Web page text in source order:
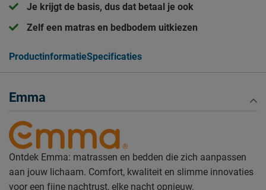
Je krijgt de basis, dus dat betaal je ook
Zelf een matras en bedbodem uitkiezen
ProductinformatieSpecificaties
Emma
Ontdek Emma: matrassen en bedden die zich aanpassen
aan jouw lichaam. Comfort, kwaliteit en slimme innovaties
voor een fijne nachtrust, elke nacht opnieuw.